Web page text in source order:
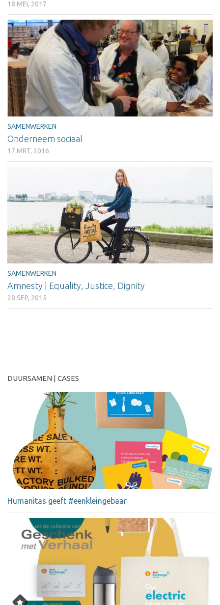
18 MEI, 2017
SAMENWERKEN
Onderneem sociaal
17 MRT, 2016
SAMENWERKEN
Amnesty | Equality, Justice, Dignity
28 SEP, 2015
DUURSAMEN | CASES
Humanitas geeft #eenkleingebaar